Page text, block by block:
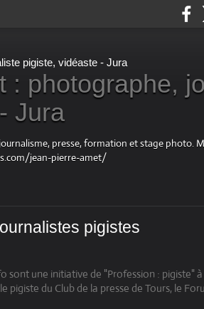
: photographe,
Jura
presse, formation et stage photo.
jean-pierre-amet/
pigistes
sont une initiative de "Profession : pigiste" à
pigiste du Club de la presse de Tours, le